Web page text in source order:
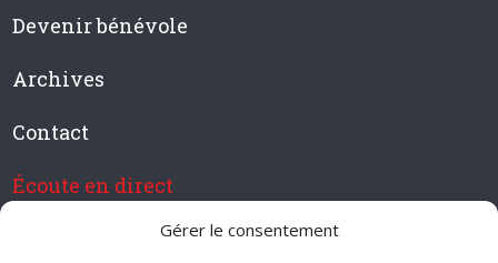
Gérer le consentement
Devenir bénévole
Archives
Contact
Écoute en direct